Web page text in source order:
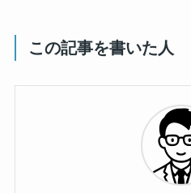
この記事を書いた人